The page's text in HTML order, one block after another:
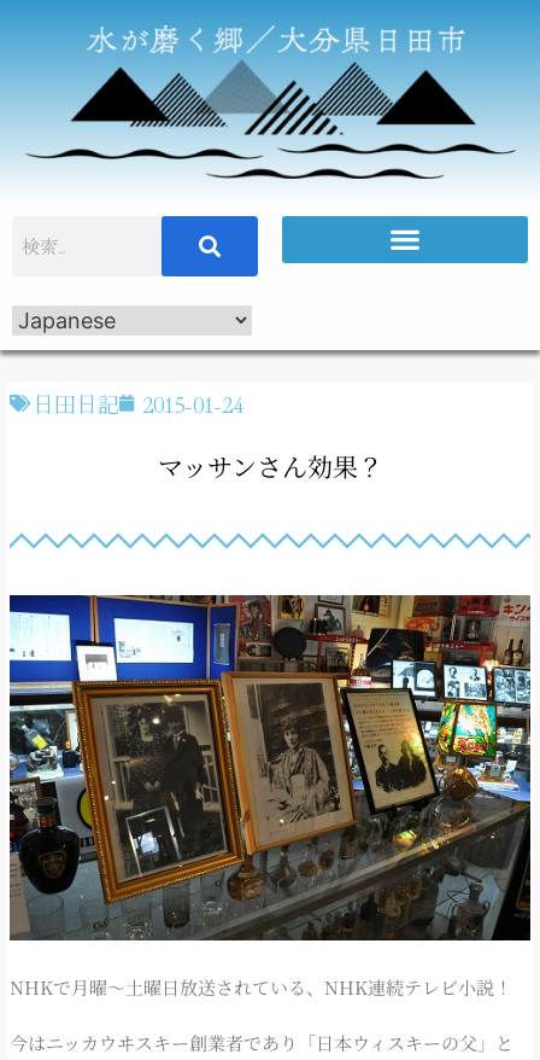
日田日記 2015-01-24
マッサンさん効果？
NHKで月曜～土曜日放送されている、NHK連続テレビ小説！
今はニッカウヰスキー創業者であり「日本ウィスキーの父」と